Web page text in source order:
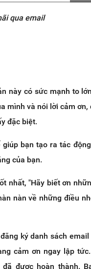
qua email
này có sức mạnh to
mình và nói lời cảm ơn,
đặc biệt.
giúp bạn tạo ra tác
của bạn.
nhất, "Hãy biết ơn
nàn về những điều
ký danh sách
cảm ơn ngay lập
được hoàn thành.